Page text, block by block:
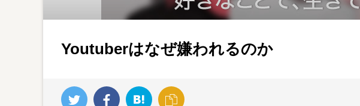
Youtuberはなぜ嫌われるのか